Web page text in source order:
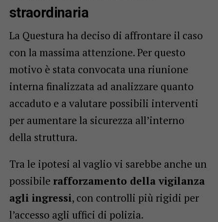
straordinaria
La Questura ha deciso di affrontare il caso
con la massima attenzione. Per questo
motivo è stata convocata una riunione
interna finalizzata ad analizzare quanto
accaduto e a valutare possibili interventi
per aumentare la sicurezza all’interno
della struttura.
Tra le ipotesi al vaglio vi sarebbe anche un
possibile rafforzamento della vigilanza
agli ingressi, con controlli più rigidi per
l’accesso agli uffici di polizia.